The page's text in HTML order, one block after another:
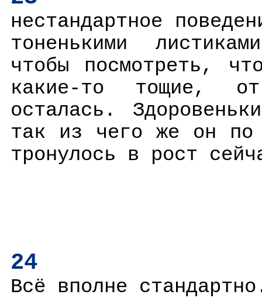
нестандартное
тоненькими
чтобы посмотреть,
какие-то тощие,
осталась.
так из чего же он по
тронулось в рост
24
Всё вполне